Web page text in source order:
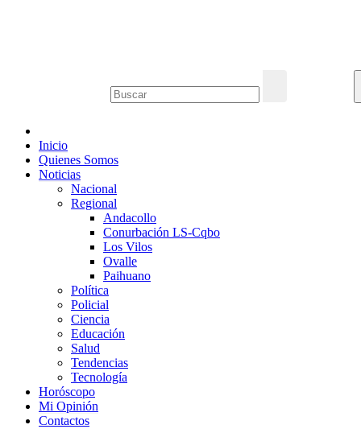
Inicio
Quienes Somos
Noticias
Nacional
Regional
Andacollo
Conurbación LS-Cqbo
Los Vilos
Ovalle
Paihuano
Política
Policial
Ciencia
Educación
Salud
Tendencias
Tecnología
Horóscopo
Mi Opinión
Contactos